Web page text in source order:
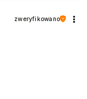
zweryfikowano